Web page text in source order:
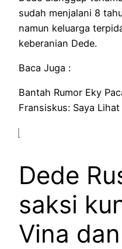
sudah menjalani 8
namun keluarga
keberanian Dede.
Baca Juga :
Bantah Rumor Eky
Fransiskus: Saya
Dede
saksi
Vina